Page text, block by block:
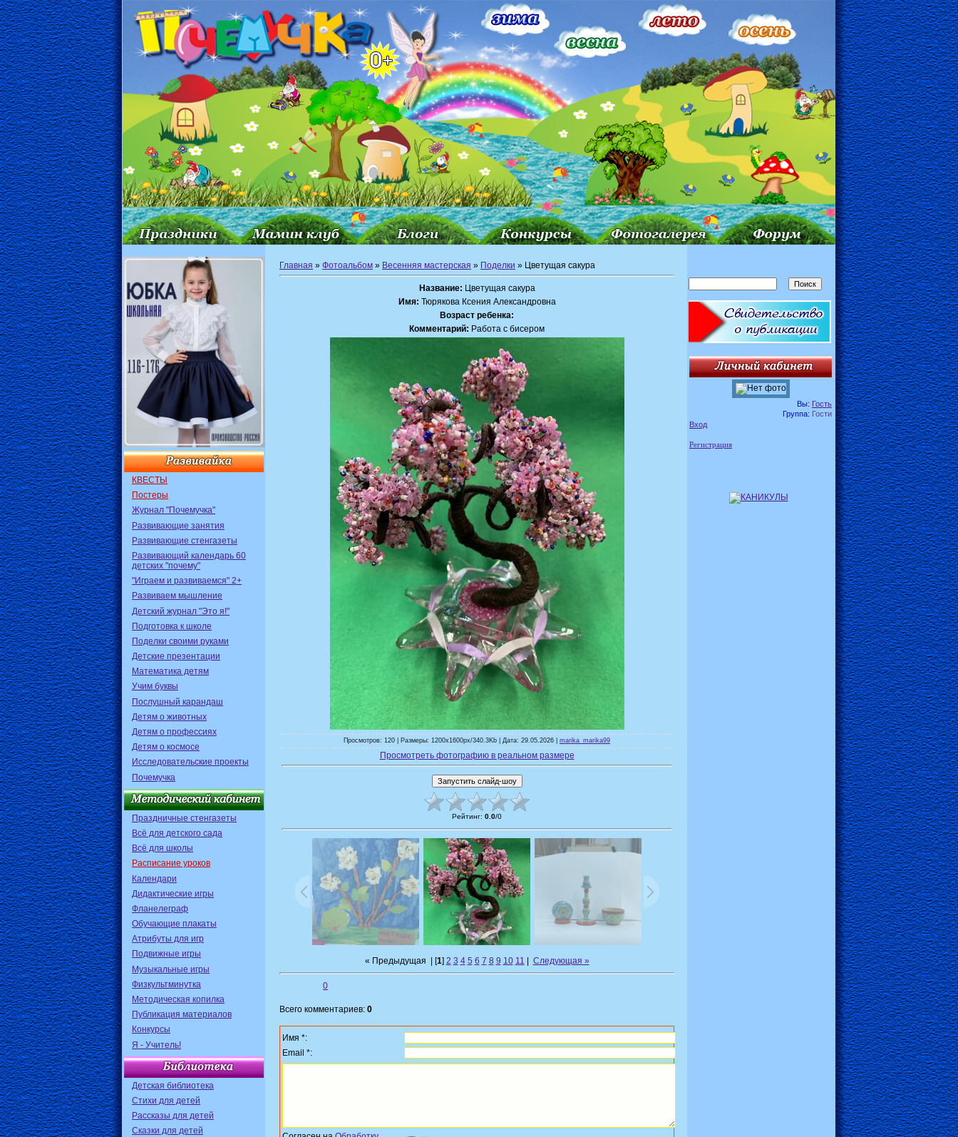
КВЕСТЫ
Постеры
Журнал "Почемучка"
Развивающие занятия
Развивающие стенгазеты
Развивающий календарь 60
детских "почему"
"Играем и развиваемся" 2+
Развиваем мышление
Детский журнал "Это я!"
Подготовка к школе
Поделки своими руками
Детские презентации
Математика детям
Учим буквы
Послушный карандаш
Детям о животных
Детям о профессиях
Детям о космосе
Исследовательские проекты
Почемучка
Праздничные стенгазеты
Всё для детского сада
Всё для школы
Расписание уроков
Календари
Дидактические игры
Фланелеграф
Обучающие плакаты
Атрибуты для игр
Подвижные игры
Музыкальные игры
Физкультминутка
Методическая копилка
Публикация материалов
Конкурсы
Я - Учитель!
Детская библиотека
Стихи для детей
Рассказы для детей
Сказки для детей
Главная » Фотоальбом » Весенняя мастерская » Поделки » Цветущая сакура
Название: Цветущая сакура
Имя: Тюрякова Ксения Александровна
Возраст ребенка:
Комментарий: Работа с бисером
Просмотров: 120 | Размеры: 1200x1600px/340.3Kb | Дата: 29.05.2026 | marika_marika99
Просмотреть фотографию в реальном размере
Рейтинг: 0.0/0
« Предыдущая | [1] 2 3 4 5 6 7 8 9 10 11 Следующая »
0
Всего комментариев: 0
Имя *:
Email *:
Вы: Гость
Группа: Гости
Вход
Регистрация